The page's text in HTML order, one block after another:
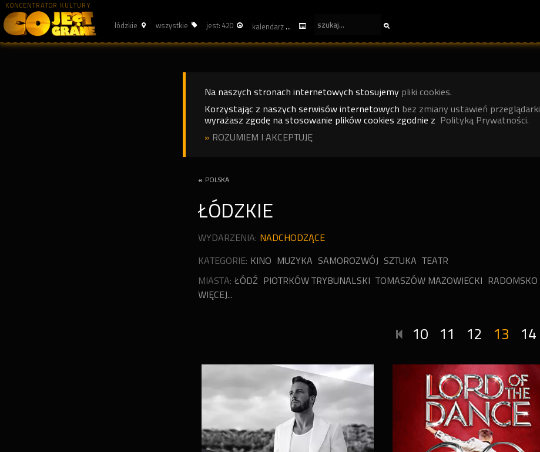
KONCENTRATOR KULTURY
łódzkie wszystkie jest: 420 kalendarz
Na naszych stronach internetowych stosujemy pliki cookies.
Korzystając z naszych serwisów internetowych bez zmiany ustawień przeglądarki
wyrażasz zgodę na stosowanie plików cookies zgodnie z Polityką Prywatności.
» ROZUMIEM I AKCEPTUJĘ
« POLSKA
ŁÓDZKIE
WYDARZENIA: NADCHODZĄCE
KATEGORIE: KINO MUZYKA SAMOROZWÓJ SZTUKA TEATR
MIASTA: ŁÓDŹ PIOTRKÓW TRYBUNALSKI TOMASZÓW MAZOWIECKI RADOMSKO
WIĘCEJ...
10 11 12 13 14